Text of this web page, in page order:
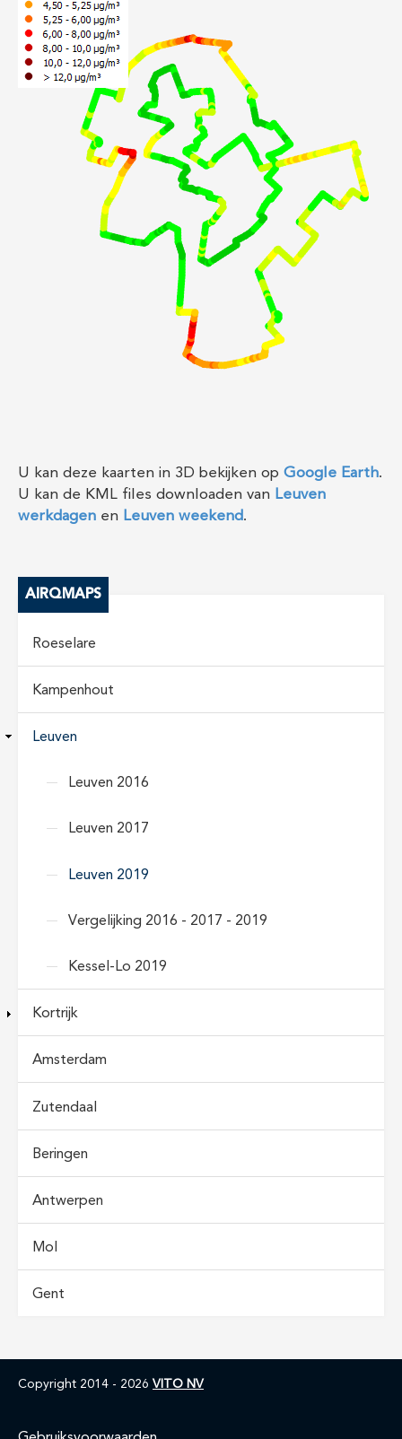
U kan deze kaarten in 3D bekijken op Google Earth.
U kan de KML files downloaden van Leuven
werkdagen en Leuven weekend.
AIRQMAPS
Roeselare
Kampenhout
Leuven
Leuven 2016
Leuven 2017
Leuven 2019
Vergelijking 2016 - 2017 - 2019
Kessel-Lo 2019
Kortrijk
Amsterdam
Zutendaal
Beringen
Antwerpen
Mol
Gent
Copyright 2014 - 2026 VITO NV